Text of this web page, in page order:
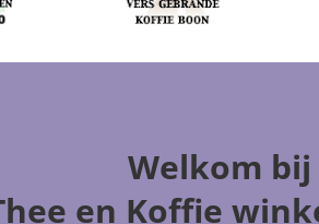
Welkom bij
en Koffie